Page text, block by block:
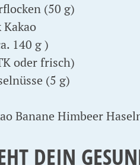
(50 g)
140 g )
oder frisch)
(5 g)
DEIN